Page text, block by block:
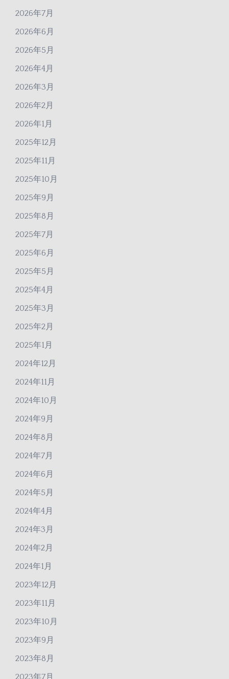
2026年7月
2026年6月
2026年5月
2026年4月
2026年3月
2026年2月
2026年1月
2025年12月
2025年11月
2025年10月
2025年9月
2025年8月
2025年7月
2025年6月
2025年5月
2025年4月
2025年3月
2025年2月
2025年1月
2024年12月
2024年11月
2024年10月
2024年9月
2024年8月
2024年7月
2024年6月
2024年5月
2024年4月
2024年3月
2024年2月
2024年1月
2023年12月
2023年11月
2023年10月
2023年9月
2023年8月
2023年7月